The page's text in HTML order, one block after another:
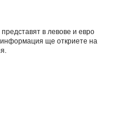
в левове и евро
ще откриете на